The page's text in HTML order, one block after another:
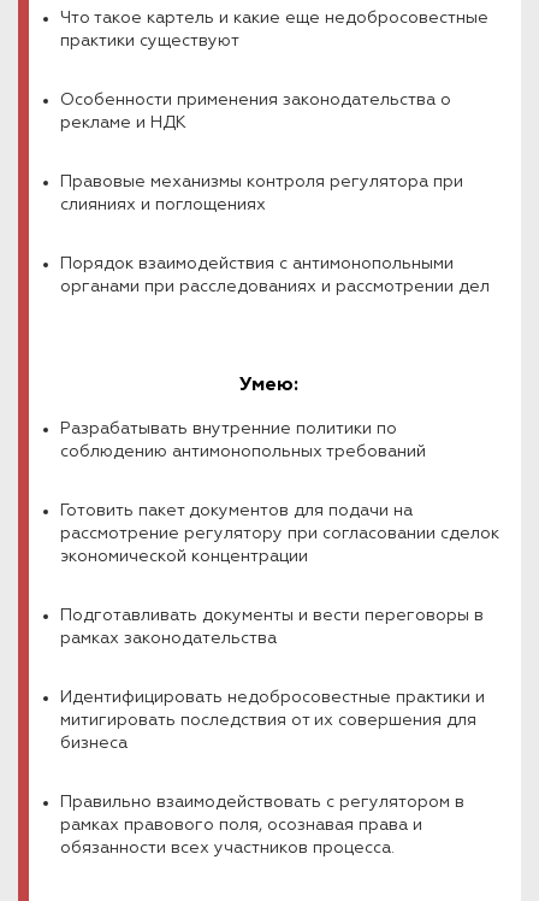
Что такое картель и какие еще недобросовестные
практики существуют
Особенности применения законодательства о
рекламе и НДК
Правовые механизмы контроля регулятора при
слияниях и поглощениях
Порядок взаимодействия с антимонопольными
органами при расследованиях и рассмотрении дел
Умею:
Разрабатывать внутренние политики по
соблюдению антимонопольных требований
Готовить пакет документов для подачи на
рассмотрение регулятору при согласовании сделок
экономической концентрации
Подготавливать документы и вести переговоры в
рамках законодательства
Идентифицировать недобросовестные практики и
митигировать последствия от их совершения для
бизнеса
Правильно взаимодействовать с регулятором в
рамках правового поля, осознавая права и
обязанности всех участников процесса.